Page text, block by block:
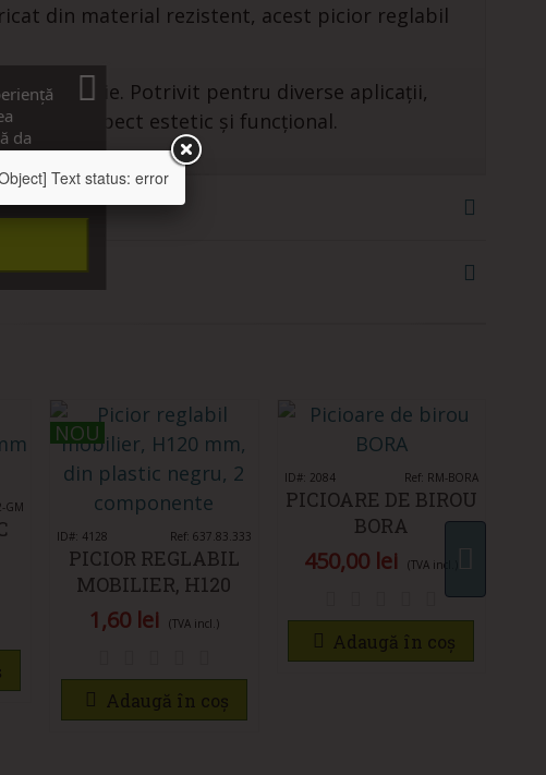
din material rezistent, acest picior reglabil
sau baie. Potrivit pentru diverse aplicații,
un aspect estetic și funcțional.
GM
NOU
NOU
Îmi place
ID#: 4128 Ref: 637.83.333
PICIOR REGLABIL
MOBILIER, H120
MM, DIN PLASTIC
NEGRU, 2
1,60 lei (TVA incl.)
Adaugă în coș
Îmi place
ID#: 2084 Ref: RM-BORA
PICIOARE DE BIROU
BORA
450,00 lei (TVA incl.)
Adaugă în coș
da
Text status: error